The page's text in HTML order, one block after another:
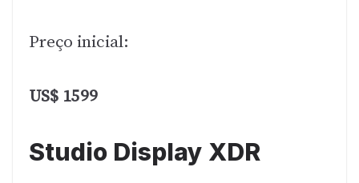
Preço inicial:
US$ 1599
Studio Display XDR